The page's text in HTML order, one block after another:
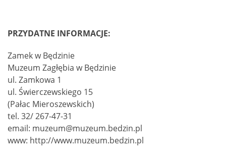
PRZYDATNE INFORMACJE:
Zamek w Będzinie
Muzeum Zagłębia w Będzinie
ul. Zamkowa 1
ul. Świerczewskiego 15
(Pałac Mieroszewskich)
tel. 32/ 267-47-31
email: muzeum@muzeum.bedzin.pl
www: http://www.muzeum.bedzin.pl